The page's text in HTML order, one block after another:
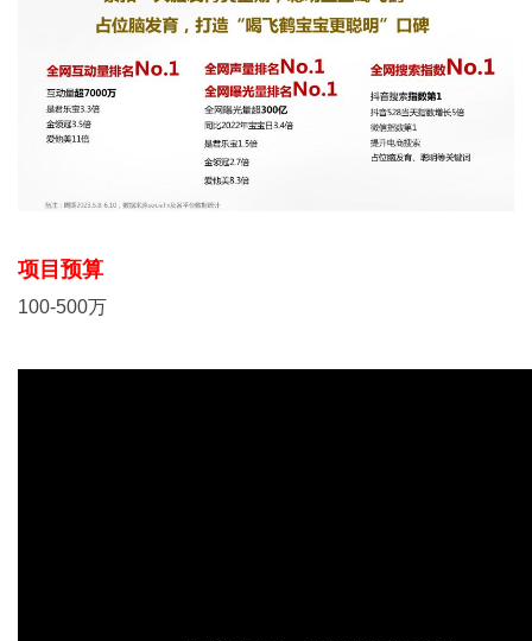
项目预算
100-500万